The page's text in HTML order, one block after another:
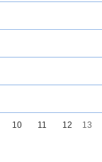
10 11 12 13